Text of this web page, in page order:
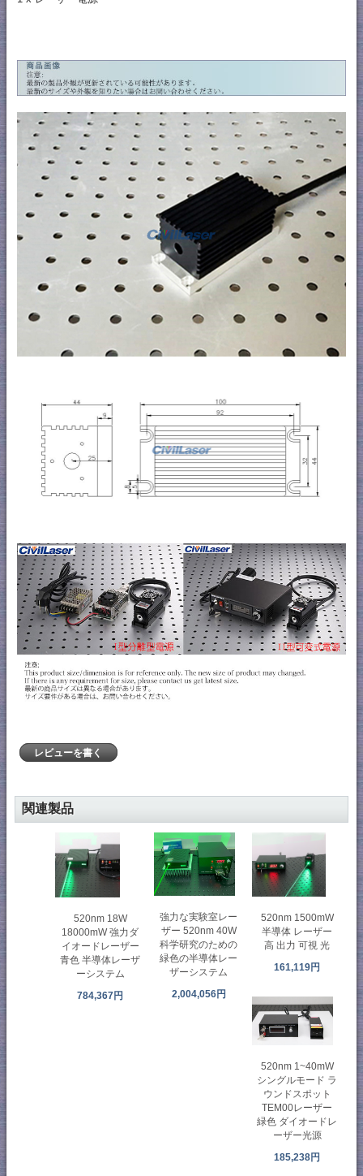
レビューを書く
関連製品
520nm 18W
18000mW 強力ダ
イオードレーザー
青色 半導体レーザ
ーシステム
784,367円
強力な実験室レー
ザー 520nm 40W
科学研究のための
緑色の半導体レー
ザーシステム
2,004,056円
520nm 1500mW
半導体 レーザー
高 出力 可視 光
161,119円
520nm 1~40mW
シングルモード ラ
ウンドスポット
TEM00レーザー
緑色 ダイオードレ
ーザー光源
185,238円